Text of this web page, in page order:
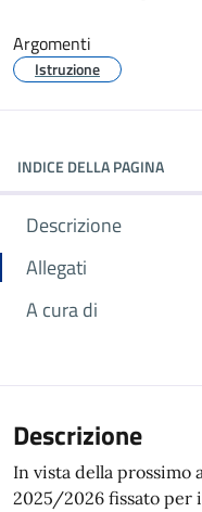
Argomenti
Istruzione
INDICE DELLA PAGINA
Descrizione
Allegati
A cura di
Descrizione
In vista della prossimo
2025/2026 fissato per